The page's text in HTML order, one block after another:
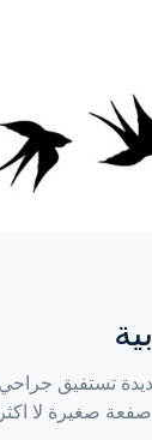
تستفيق جراحي
صغيرة لا